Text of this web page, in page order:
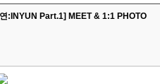
:INYUN Part.1] MEET & 1:1 PHOTO